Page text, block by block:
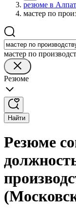
резюме в
мастер по
мастер по
Резюме
Найти
Резюме